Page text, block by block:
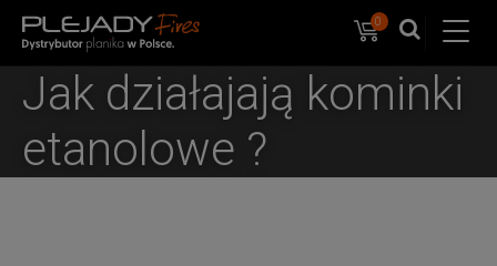
Garden
Koszyk
0
Jak działajają kominki
etanolowe ?